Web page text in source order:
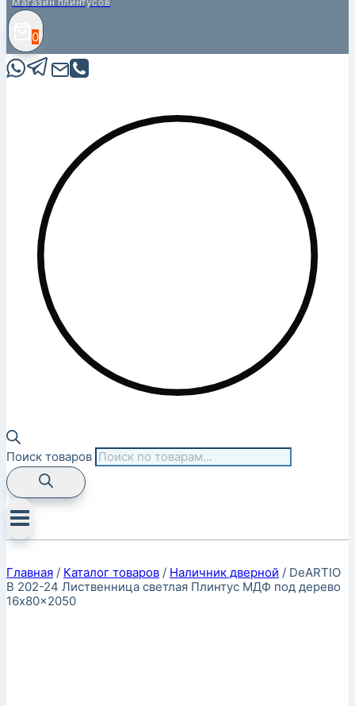
0
Поиск товаров
Главная / Каталог товаров / Наличник дверной / DeARTIO
B 202-24 Лиственница светлая Плинтус МДФ под дерево
16x80x2050